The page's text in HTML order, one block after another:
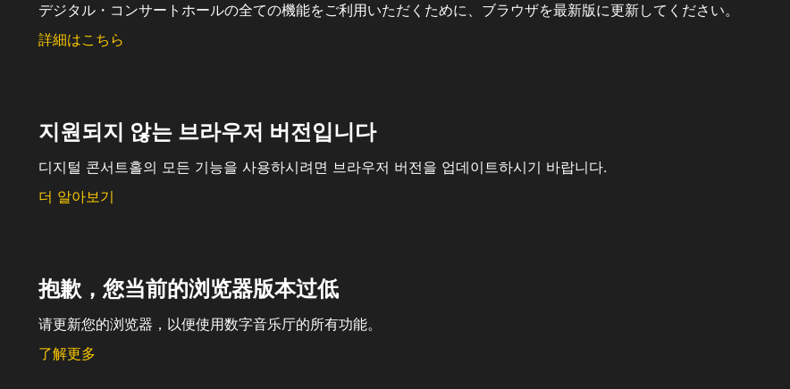
デジタル・コンサートホールの全ての機能をご利用いただくために、ブラウザを最新版に更新してください。
詳細はこちら
지원되지 않는 브라우저 버전입니다
디지털 콘서트홀의 모든 기능을 사용하시려면 브라우저 버전을 업데이트하시기 바랍니다.
더 알아보기
抱歉，您当前的浏览器版本过低
请更新您的浏览器，以便使用数字音乐厅的所有功能。
了解更多